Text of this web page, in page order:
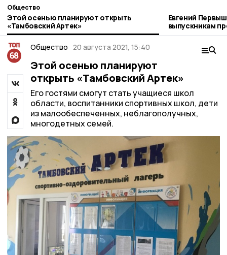
Общество
Этой осенью планируют открыть
«Тамбовский Артек»
Евгений
выпускникам
Тамбовщины»
Общество 20 августа 2021, 15:40
Этой осенью планируют
открыть «Тамбовский Артек»
Его гостями смогут стать учащиеся школ
области, воспитанники спортивных школ, дети
из малообеспеченных, неблагополучных,
многодетных семей.